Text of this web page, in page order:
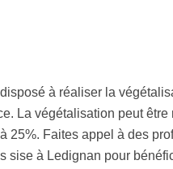
à réaliser la
La végétalisation peut
25%. Faites appel à des
sise à Ledignan pour